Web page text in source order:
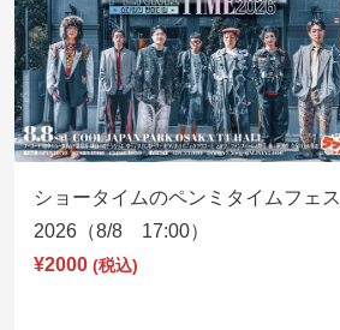
ショータイムのペンミタイムフェス
2026（8/8 17:00）
¥2000 (税込)